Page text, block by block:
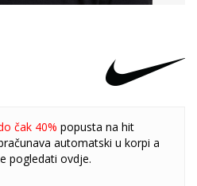
čak 40% popusta na hit
automatski u korpi a
pogledati ovdje.